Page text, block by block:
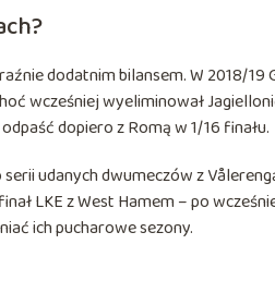
dodatnim bilansem. W 2018/19
wcześniej wyeliminował
dopiero z Romą w 1/16 finału.
udanych dwumeczów z
LKE z West Hamem – po
ich pucharowe sezony.